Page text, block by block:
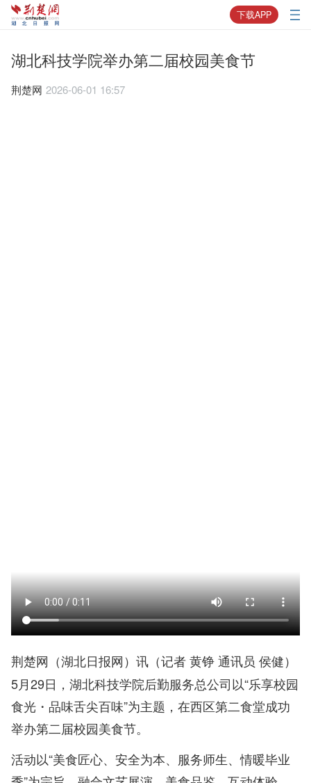
下载APP
湖北科技学院举办第二届校园美食节
荆楚网 2026-06-01 16:57
荆楚网（湖北日报网）讯（记者 黄铮 通讯员 侯健）
5月29日，湖北科技学院后勤服务总公司以“乐享校园
食光・品味舌尖百味”为主题，在西区第二食堂成功
举办第二届校园美食节。
活动以“美食匠心、安全为本、服务师生、情暖毕业